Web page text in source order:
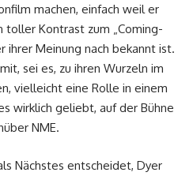
machen, einfach weil er
toller Kontrast zum „Coming-
ihrer Meinung nach bekannt ist.
sei es, zu ihren Wurzeln im
vielleicht eine Rolle in einem
wirklich geliebt, auf der Bühne
NME.
Nächstes entscheidet, Dyer